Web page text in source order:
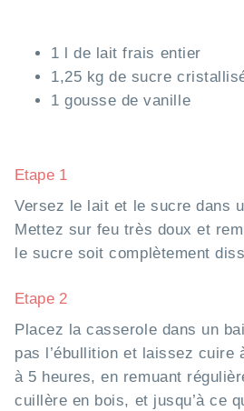
1 l de lait frais entier
1,25 kg de sucre
1 gousse de vanille
Etape 1
Versez le lait et le sucre dans
Mettez sur feu très doux et
le sucre soit complètement
Etape 2
Placez la casserole dans un
pas l’ébullition et laissez cuire
à 5 heures, en remuant
cuillère en bois, et jusqu’à ce